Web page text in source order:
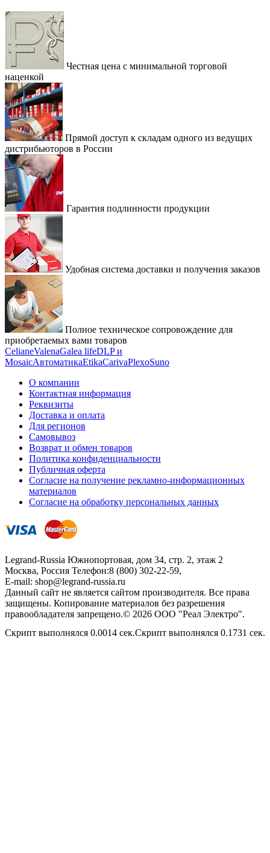
Честная цена с минимальной торговой
наценкой
Прямой доступ к складам одного из ведущих
дистрибьюторов в России
Гарантия подлинности продукции
Удобная система доставки и получения заказов
Полное техническое сопровождение для
приобретаемых вами товаров
CelianeValenaGalea lifeDLP и
MosaicАвтоматикаEtikaCarivaPlexoSuno
О компании
Контактная информация
Реквизиты
Доставка и оплата
Для регионов
Самовывоз
Возврат и обмен товаров
Политика конфиденциальности
Публичная оферта
Согласие на получение рекламно-информационных
материалов
Согласие на обработку персональных данных
Legrand-Russia Южнопортовая, дом 34, стр. 2, этаж 2
Москва, Россия Телефон:8 (800) 302-22-59,
E-mail: shop@legrand-russia.ru
Данный сайт не является сайтом производителя. Все права
защищены. Копирование материалов без разрешения
правообладателя запрещено.© 2026 ООО "Реал Электро".
Скрипт выполнялся 0.0014 сек.Скрипт выполнялся 0.1731 сек.